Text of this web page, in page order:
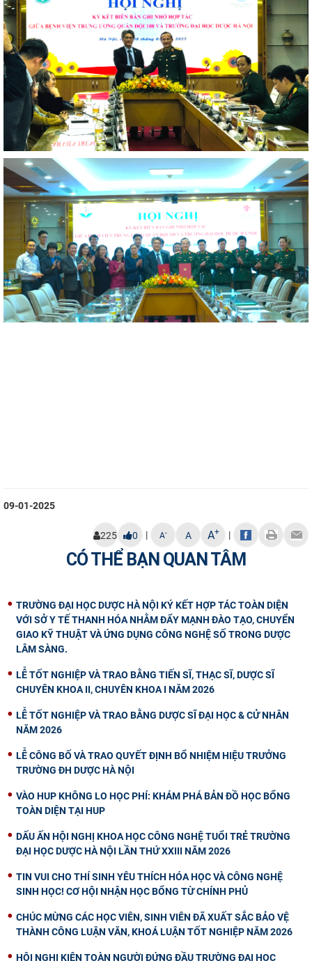
09-01-2025
225 0 | A- A A+ |
CÓ THỂ BẠN QUAN TÂM
TRƯỜNG ĐẠI HỌC DƯỢC HÀ NỘI KÝ KẾT HỢP TÁC TOÀN DIỆN
VỚI SỞ Y TẾ THANH HÓA NHẰM ĐẨY MẠNH ĐÀO TẠO, CHUYỂN
GIAO KỸ THUẬT VÀ ỨNG DỤNG CÔNG NGHỆ SỐ TRONG DƯỢC
LÂM SÀNG.
LỄ TỐT NGHIỆP VÀ TRAO BẰNG TIẾN SĨ, THẠC SĨ, DƯỢC SĨ
CHUYÊN KHOA II, CHUYÊN KHOA I NĂM 2026
LỄ TỐT NGHIỆP VÀ TRAO BẰNG DƯỢC SĨ ĐẠI HỌC & CỬ NHÂN
NĂM 2026
LỄ CÔNG BỐ VÀ TRAO QUYẾT ĐỊNH BỔ NHIỆM HIỆU TRƯỞNG
TRƯỜNG ĐH DƯỢC HÀ NỘI
VÀO HUP KHÔNG LO HỌC PHÍ: KHÁM PHÁ BẢN ĐỒ HỌC BỔNG
TOÀN DIỆN TẠI HUP
DẤU ẤN HỘI NGHỊ KHOA HỌC CÔNG NGHỆ TUỔI TRẺ TRƯỜNG
ĐẠI HỌC DƯỢC HÀ NỘI LẦN THỨ XXIII NĂM 2026
TIN VUI CHO THÍ SINH YÊU THÍCH HÓA HỌC VÀ CÔNG NGHỆ
SINH HỌC! CƠ HỘI NHẬN HỌC BỔNG TỪ CHÍNH PHỦ
CHÚC MỪNG CÁC HỌC VIÊN, SINH VIÊN ĐÃ XUẤT SẮC BẢO VỆ
THÀNH CÔNG LUẬN VĂN, KHOÁ LUẬN TỐT NGHIỆP NĂM 2026
HỘI NGHỊ KIỆN TOÀN NGƯỜI ĐỨNG ĐẦU TRƯỜNG ĐẠI HỌC